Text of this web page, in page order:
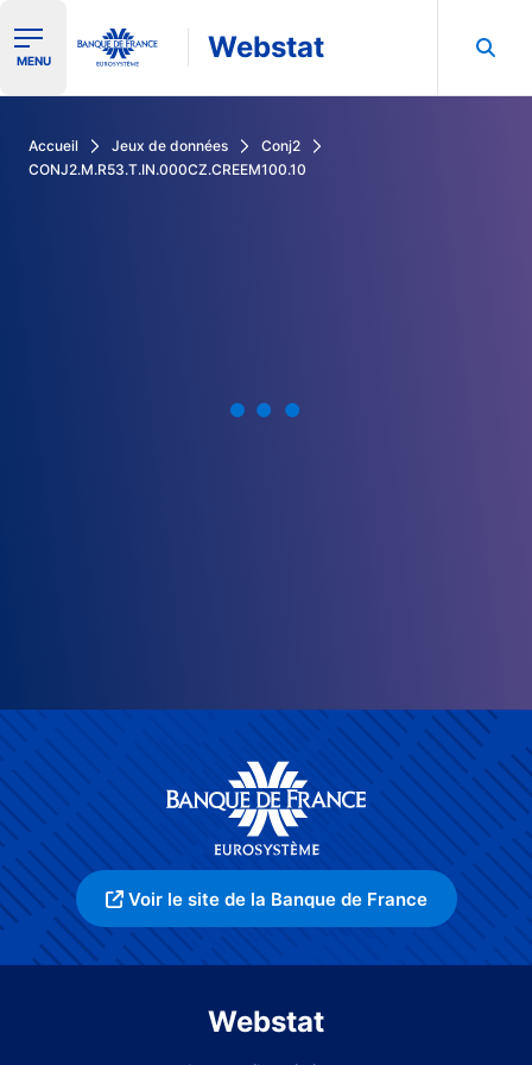
Ouvrir le menu de navigation
MENU Webstat
Accueil Jeux de données
Conj2
CONJ2.M.R53.T.IN.000CZ.CREEM100.10
Voir le site de la Banque de France
Webstat